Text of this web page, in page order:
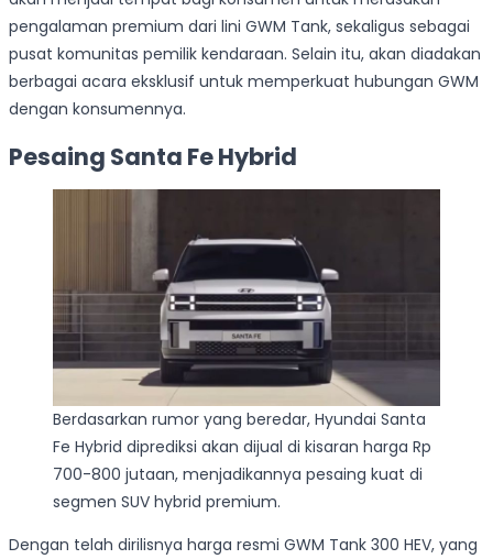
pengalaman premium dari lini GWM Tank, sekaligus sebagai
pusat komunitas pemilik kendaraan. Selain itu, akan diadakan
berbagai acara eksklusif untuk memperkuat hubungan GWM
dengan konsumennya.
Pesaing Santa Fe Hybrid
Berdasarkan rumor yang beredar, Hyundai Santa
Fe Hybrid diprediksi akan dijual di kisaran harga Rp
700-800 jutaan, menjadikannya pesaing kuat di
segmen SUV hybrid premium.
Dengan telah dirilisnya harga resmi GWM Tank 300 HEV, yang